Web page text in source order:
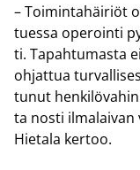
– Toi­min­ta­häi­riöt
tues­sa ope­roin­ti
ti. Ta­pah­tu­mas­ta
oh­jat­tua
tu­nut
ta nosti il­ma­lai­van
Hie­ta­la ker­too.